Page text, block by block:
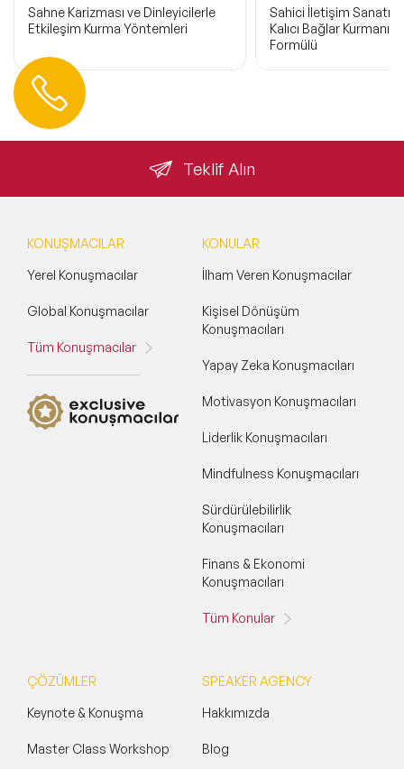
Sahne Karizması ve Dinleyicilerle
Etkileşim Kurma Yöntemleri
Sahici İletişim Sanatı:
Kalıcı Bağlar Kurmanın
Formülü
Teklif Alın
Hemen Ulaşın
KONUŞMACILAR
Yerel Konuşmacılar
Global Konuşmacılar
Tüm Konuşmacılar
KONULAR
İlham Veren Konuşmacılar
Kişisel Dönüşüm
Konuşmacıları
Yapay Zeka Konuşmacıları
Motivasyon Konuşmacıları
Liderlik Konuşmacıları
Mindfulness Konuşmacıları
Sürdürülebilirlik
Konuşmacıları
Finans & Ekonomi
Konuşmacıları
Tüm Konular
ÇÖZÜMLER
Keynote & Konuşma
Master Class Workshop
SPEAKER AGENCY
Hakkımızda
Blog